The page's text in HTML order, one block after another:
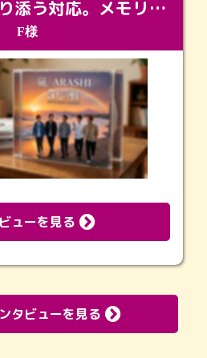
急な依頼にも寄り添う対応。メモリアルコーナーで振り返る大切な日々
F様
ューを見る
タビューを見る